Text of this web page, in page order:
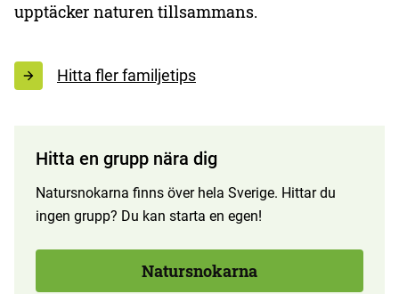
upptäcker naturen tillsammans.
Hitta fler familjetips
Hitta en grupp nära dig
Natursnokarna finns över hela Sverige. Hittar du
ingen grupp? Du kan starta en egen!
Natursnokarna